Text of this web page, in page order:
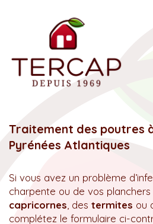
Traitement des poutres
Pyrénées Atlantiques
Si vous avez un problème
charpente ou de vos
capricornes , des termites ou
complétez le formulaire ci-